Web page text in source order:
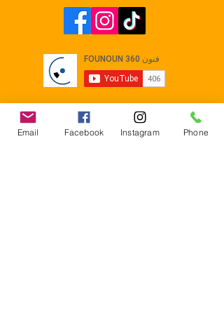
Email Facebook Instagram Phone